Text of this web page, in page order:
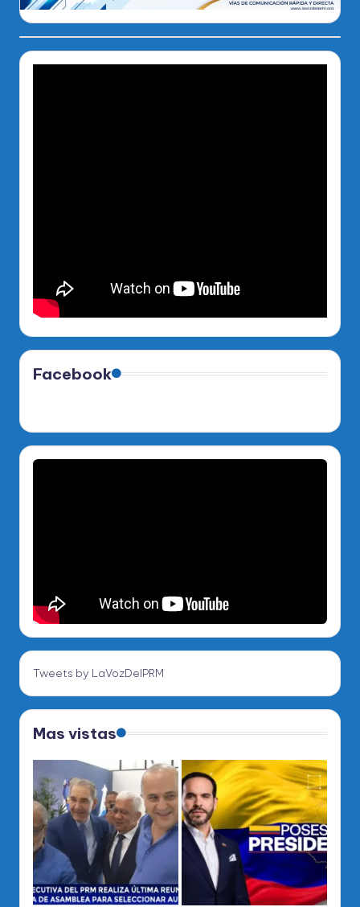
Facebook
Tweets by LaVozDelPRM
Mas vistas